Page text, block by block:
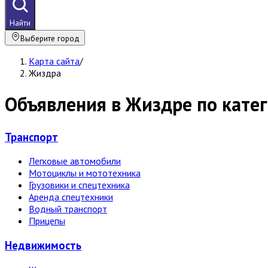
Найти
Выберите город
Карта сайта/
Жиздра
Объявления в Жиздре по
Транспорт
Легковые автомобили
Мотоциклы и мототехника
Грузовики и спецтехника
Аренда спецтехники
Водный транспорт
Прицепы
Недвижи­мость